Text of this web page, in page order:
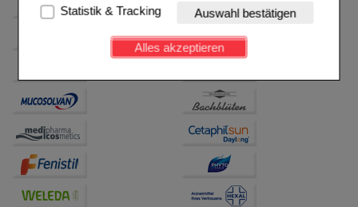
Website notwendig sind (z.B. Navigation, Warenkorb,
Kundenkonto), weshalb auf diese nicht verzichtet
werden kann.
Einkaufserlebnis noch ansprechender zu gestalten,
beispielsweise für die Wiedererkennung des
Besuchers oder unsere Seite an bevorzugte
Verhaltensweisen (z.B. Spracheinstellung)
anzupassen. Komfort-Cookies ermöglichen es uns
auch auf Ihre Bedürfnisse zugeschrittene Inhalte
anzuzeigen und unser Partnerprogramm zu
Statistik & Tracking Auswahl bestätigen
Alles akzeptieren